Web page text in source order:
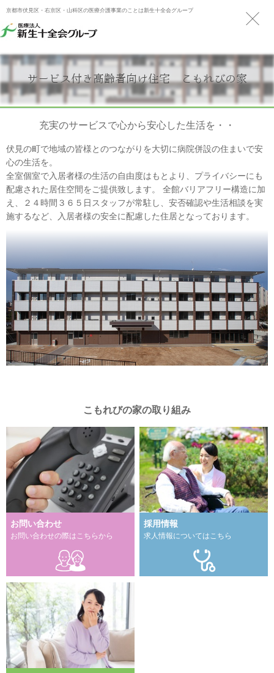
京都市伏見区・右京区・山科区の医療介護事業のことは新生十全会グループ
サービス付き高齢者向け住宅 こもれびの家
充実のサービスで心から安心した生活を・・
伏見の町で地域の皆様とのつながりを大切に病院併設の住まいで安
心の生活を。
全室個室で入居者様の生活の自由度はもとより、プライバシーにも
配慮された居住空間をご提供致します。 全館バリアフリー構造に加
え、２４時間３６５日スタッフが常駐し、安否確認や生活相談を実
施するなど、入居者様の安全に配慮した住居となっております。
こもれびの家の取り組み
お問い合わせ
お問い合わせの際はこちらから
採用情報
求人情報についてはこちら